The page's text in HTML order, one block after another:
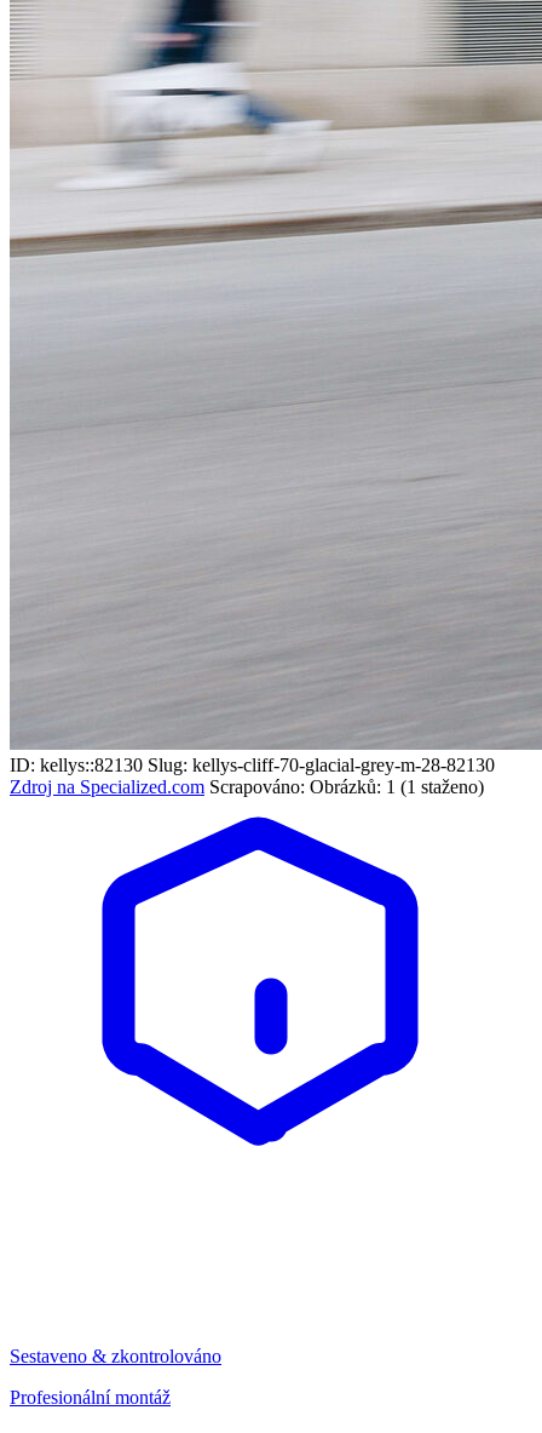
ID: kellys::82130 Slug: kellys-cliff-70-glacial-grey-m-28-82130
Zdroj na Specialized.com Scrapováno: Obrázků: 1 (1 staženo)
Sestaveno & zkontrolováno
Profesionální montáž